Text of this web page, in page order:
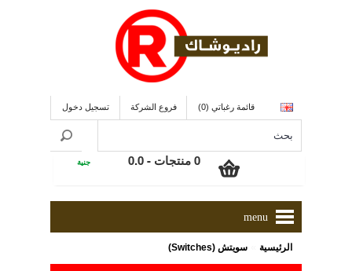
قائمة رغباتي (0) فروع الشركة تسجيل دخول
0 منتجات - 0.0 جنية
menu
الرئيسية سويتش (Switches)